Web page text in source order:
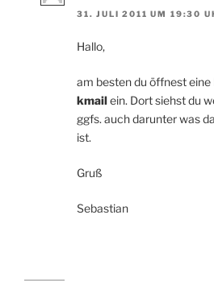
31. JULI 2011 UM 19:30
Hallo,
am besten du öffnest
kmailein. Dort siehst du
ggfs. auch darunter was
ist.
Gruß
Sebastian